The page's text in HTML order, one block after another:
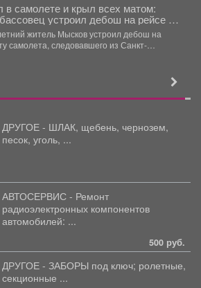
в самолете и крыл всех матом:
устроил дебош на рейсе из
житель Мысков устроил дебош на
самолета, следовавшего из Санкт-
ДРУГОЕ - ШЛАК, щебень, чернозем,
песок, уголь, ...
АВТОСЕРВИС - Ремонт
радиоэлектронных компонентов
автомобилей: ...
500 руб.
ДРУГОЕ - ЗАБОРЫ под ключ; ролетные,
секционные ...